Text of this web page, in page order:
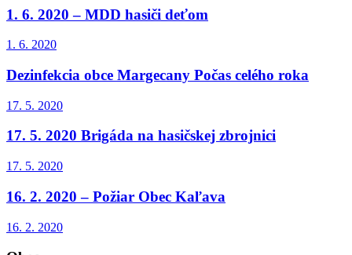
1. 6. 2020 – MDD hasiči deťom
1. 6. 2020
Dezinfekcia obce Margecany Počas celého roka
17. 5. 2020
17. 5. 2020 Brigáda na hasičskej zbrojnici
17. 5. 2020
16. 2. 2020 – Požiar Obec Kaľava
16. 2. 2020